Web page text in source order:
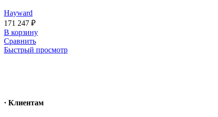
Hayward
171 247 ₽
В корзину
Сравнить
Быстрый просмотр
· Клиентам